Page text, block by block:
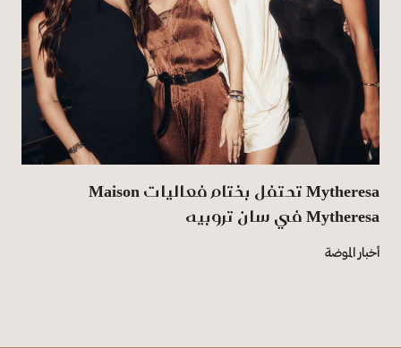
Mytheresa‏ تحتفل بختام فعاليات ‏Maison
Mytheresa‏ في سان تروبيه
أخبار الموضة